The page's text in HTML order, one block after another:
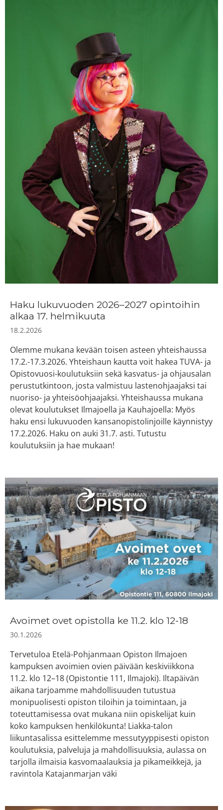
Haku lukuvuoden 2026–2027 opintoihin
alkaa 17. helmikuuta
18.2.2026
Olemme mukana kevään toisen asteen yhteishaussa
17.2.-17.3.2026. Yhteishaun kautta voit hakea TUVA- ja
Opistovuosi-koulutuksiin sekä kasvatus- ja ohjausalan
perustutkintoon, josta valmistuu lastenohjaajaksi tai
nuoriso- ja yhteisöohjaajaksi. Yhteishaussa mukana
olevat koulutukset Ilmajoella ja Kauhajoella: Myös
haku ensi lukuvuoden kansanopistolinjoille käynnistyy
17.2.2026. Haku on auki 31.7. asti. Tutustu
koulutuksiin ja hae mukaan!
Avoimet ovet opistolla ke 11.2. klo 12-18
30.1.2026
Tervetuloa Etelä-Pohjanmaan Opiston Ilmajoen
kampuksen avoimien ovien päivään keskiviikkona
11.2. klo 12–18 (Opistontie 111, Ilmajoki). Iltapäivän
aikana tarjoamme mahdollisuuden tutustua
monipuolisesti opiston tiloihin ja toimintaan, ja
toteuttamisessa ovat mukana niin opiskelijat kuin
koko kampuksen henkilökunta! Liakka-talon
liikuntasalissa esittelemme messutyyppisesti opiston
koulutuksia, palveluja ja mahdollisuuksia, aulassa on
tarjolla ilmaisia kasvomaalauksia ja pikameikkejä, ja
ravintola Katajanmarjan väki